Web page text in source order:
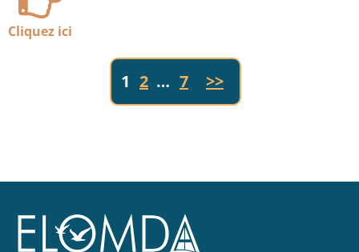
Cliquez ici
1 2 … 7 >>